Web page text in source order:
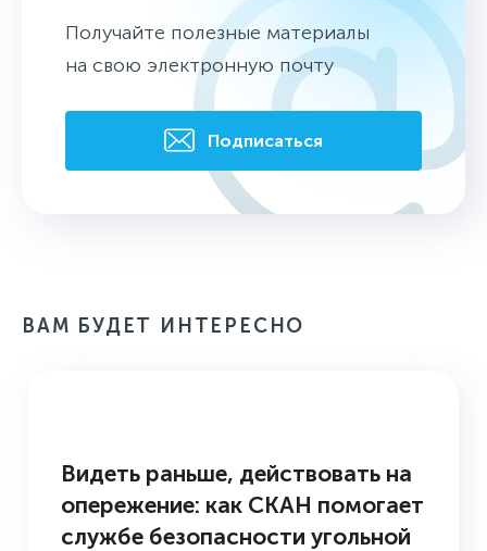
Получайте полезные материалы
на свою электронную почту
Подписаться
ВАМ БУДЕТ ИНТЕРЕСНО
Видеть раньше, действовать на
опережение: как СКАН помогает
службе безопасности угольной